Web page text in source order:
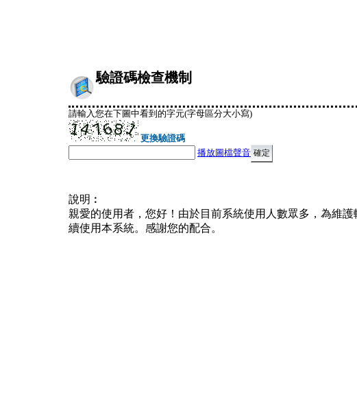
驗證碼檢查機制
請輸入您在下圖中看到的字元(字母區分大小寫)
更換驗證碼
播放圖檔聲音
說明︰
親愛的使用者，您好！由於目前系統使用人數眾多，為維
續使用本系統。感謝您的配合。